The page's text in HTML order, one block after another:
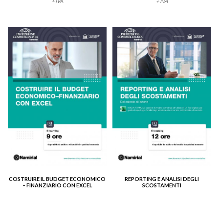
VEDI DETTAGLIO
COSTRUIRE IL BUDGET ECONOMICO
– FINANZIARIO CON EXCEL
VEDI DETTAGLIO
REPORTING E ANALISI DEGLI
SCOSTAMENTI